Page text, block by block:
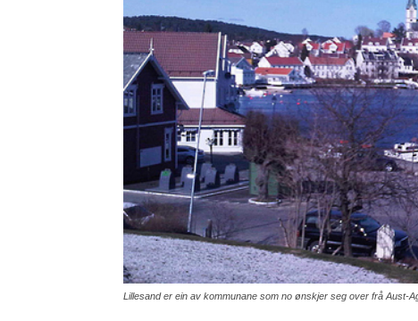
Lillesand er ein av kommunane som no ønskjer seg over frå Aust-